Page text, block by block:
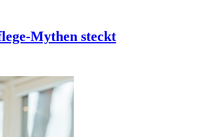
Mythen steckt